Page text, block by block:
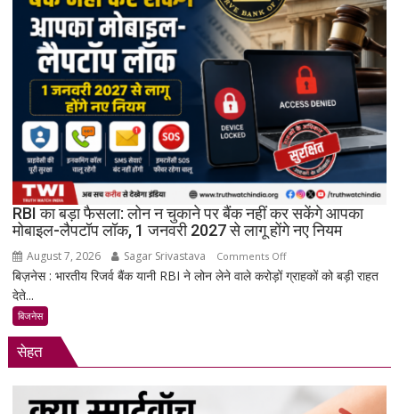
घंटे
अंतरिक्ष
किया
बड़ा
मिशन,
स्पेस
स्टेशन
की
बिजली
क्षमता
30%
बढ़ेगी
RBI का बड़ा फैसला: लोन न चुकाने पर बैंक नहीं कर सकेंगे आपका
मोबाइल-लैपटॉप लॉक, 1 जनवरी 2027 से लागू होंगे नए नियम
August 7, 2026 Sagar Srivastava Comments Offon
RBI
बिज़नेस : भारतीय रिजर्व बैंक यानी RBI ने लोन लेने वाले करोड़ों ग्राहकों को बड़ी राहत
देते...
बिजनेस
सेहत